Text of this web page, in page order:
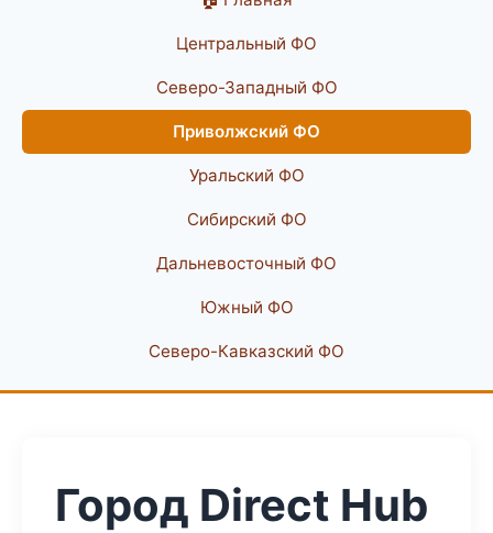
Центральный ФО
Северо-Западный ФО
Приволжский ФО
Уральский ФО
Сибирский ФО
Дальневосточный ФО
Южный ФО
Северо-Кавказский ФО
Город Direct Hub